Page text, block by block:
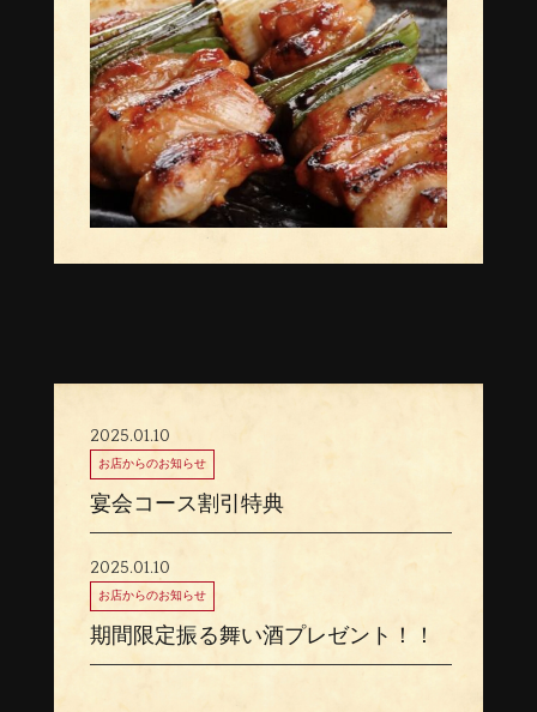
2025.01.10
お店からのお知らせ
宴会コース割引特典
2025.01.10
お店からのお知らせ
期間限定振る舞い酒プレゼント！！